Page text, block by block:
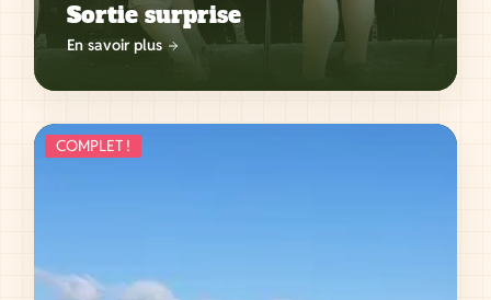
Sortie surprise
En savoir plus
COMPLET !